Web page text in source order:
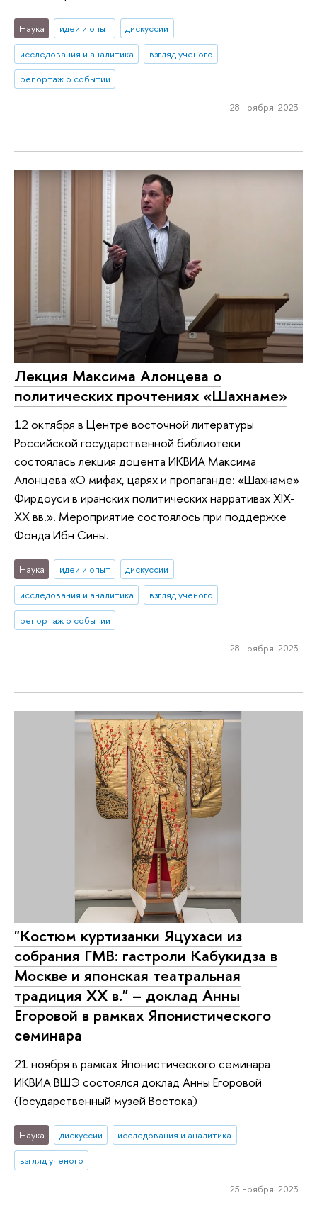
Наука идеи и опыт
дискуссии
исследования и аналитика
взгляд ученого
репортаж о событии
28 ноября 2023
Лекция Максима Алонцева о
политических прочтениях «Шахнаме»
12 октября в Центре восточной литературы
Российской государственной библиотеки
состоялась лекция доцента ИКВИА Максима
Алонцева «О мифах, царях и пропаганде: «Шахнаме»
Фирдоуси в иранских политических нарративах XIX-
XX вв.». Мероприятие состоялось при поддержке
Фонда Ибн Сины.
Наука идеи и опыт
дискуссии
исследования и аналитика
взгляд ученого
репортаж о событии
28 ноября 2023
"Костюм куртизанки Яцухаси из
собрания ГМВ: гастроли Кабукидза в
Москве и японская театральная
традиция ХХ в." – доклад Анны
Егоровой в рамках Японистического
семинара
21 ноября в рамках Японистического семинара
ИКВИА ВШЭ состоялся доклад Анны Егоровой
(Государственный музей Востока)
Наука дискуссии
исследования и аналитика
взгляд ученого
25 ноября 2023